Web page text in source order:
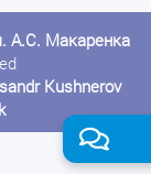
А.С. Макаренка
Kushnerov